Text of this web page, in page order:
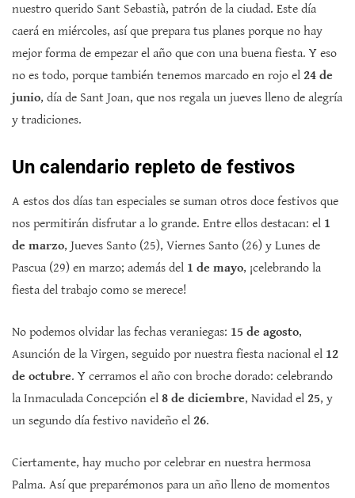
nuestro querido Sant Sebastià, patrón de la ciudad. Este día
caerá en miércoles, así que prepara tus planes porque no hay
mejor forma de empezar el año que con una buena fiesta. Y eso
no es todo, porque también tenemos marcado en rojo el 24 de
junio, día de Sant Joan, que nos regala un jueves lleno de alegría
y tradiciones.
Un calendario repleto de festivos
A estos dos días tan especiales se suman otros doce festivos que
nos permitirán disfrutar a lo grande. Entre ellos destacan: el 1
de marzo, Jueves Santo (25), Viernes Santo (26) y Lunes de
Pascua (29) en marzo; además del 1 de mayo, ¡celebrando la
fiesta del trabajo como se merece!
No podemos olvidar las fechas veraniegas: 15 de agosto,
Asunción de la Virgen, seguido por nuestra fiesta nacional el 12
de octubre. Y cerramos el año con broche dorado: celebrando
la Inmaculada Concepción el 8 de diciembre, Navidad el 25, y
un segundo día festivo navideño el 26.
Ciertamente, hay mucho por celebrar en nuestra hermosa
Palma. Así que preparémonos para un año lleno de momentos